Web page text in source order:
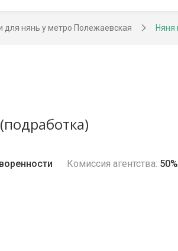
для нянь у метро Полежаевская Няня
Комиссия агентства: 50%